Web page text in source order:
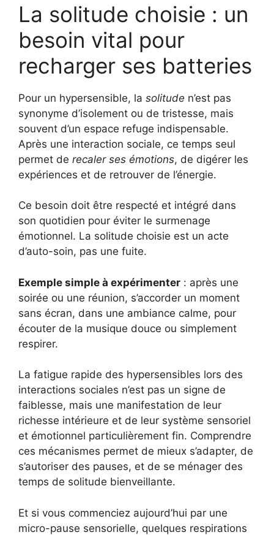
La solitude choisie : un
besoin vital pour
recharger ses batteries
Pour un hypersensible, la solitude n’est pas
synonyme d’isolement ou de tristesse, mais
souvent d’un espace refuge indispensable.
Après une interaction sociale, ce temps seul
permet de recaler ses émotions, de digérer les
expériences et de retrouver de l’énergie.
Ce besoin doit être respecté et intégré dans
son quotidien pour éviter le surmenage
émotionnel. La solitude choisie est un acte
d’auto-soin, pas une fuite.
Exemple simple à expérimenter : après une
soirée ou une réunion, s’accorder un moment
sans écran, dans une ambiance calme, pour
écouter de la musique douce ou simplement
respirer.
La fatigue rapide des hypersensibles lors des
interactions sociales n’est pas un signe de
faiblesse, mais une manifestation de leur
richesse intérieure et de leur système sensoriel
et émotionnel particulièrement fin. Comprendre
ces mécanismes permet de mieux s’adapter, de
s’autoriser des pauses, et de se ménager des
temps de solitude bienveillante.
Et si vous commenciez aujourd’hui par une
micro-pause sensorielle, quelques respirations